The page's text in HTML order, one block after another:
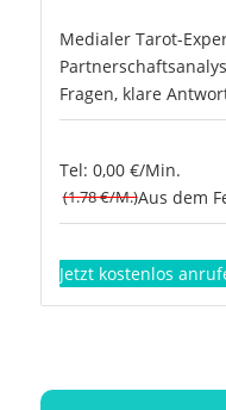
Medialer Tarot-
Fragen, klare
Tel: 0,00 €/Min.
(1.78 €/M.)Aus dem
Jetzt kostenlos